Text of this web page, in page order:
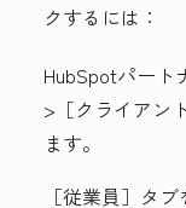
クするには：
HubSpotパート
>［クライアン
ます。
［従業員］タ